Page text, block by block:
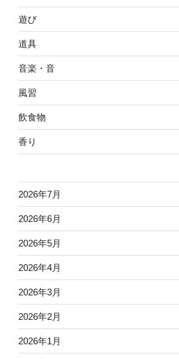
遊び
道具
音楽・音
風習
飲食物
香り
2026年7月
2026年6月
2026年5月
2026年4月
2026年3月
2026年2月
2026年1月